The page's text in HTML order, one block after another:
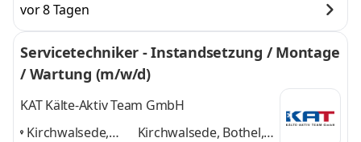
Kirchheim bei
München,
Schmölln,
Eschenburg,
Eschenburgund 3
weitere
vor 8 Tagen
Servicetechniker - Instandsetzung / Montage
/ Wartung (m/w/d)
KAT Kälte-Aktiv Team GmbH
Kirchwalsede,
Kirchwalsede, Bothel,